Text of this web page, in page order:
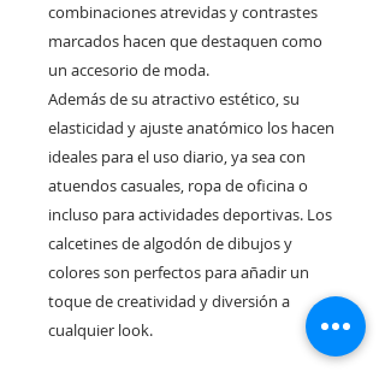
combinaciones atrevidas y contrastes
marcados hacen que destaquen como
un accesorio de moda.
Además de su atractivo estético, su
elasticidad y ajuste anatómico los hacen
ideales para el uso diario, ya sea con
atuendos casuales, ropa de oficina o
incluso para actividades deportivas. Los
calcetines de algodón de dibujos y
colores son perfectos para añadir un
toque de creatividad y diversión a
cualquier look.